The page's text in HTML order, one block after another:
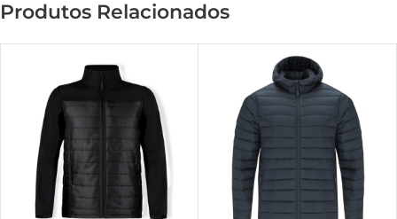
Produtos Relacionados